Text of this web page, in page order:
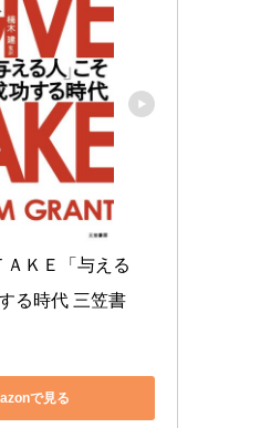
ＡＫＥ「与える
る時代 三笠書
で見る